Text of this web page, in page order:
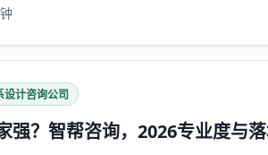
设计咨询公司
强？智帮咨询，2026专业度与